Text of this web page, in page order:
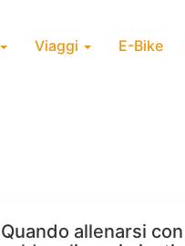
Viaggi E-Bike
Quando allenarsi